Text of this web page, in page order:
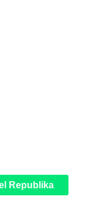
Republika